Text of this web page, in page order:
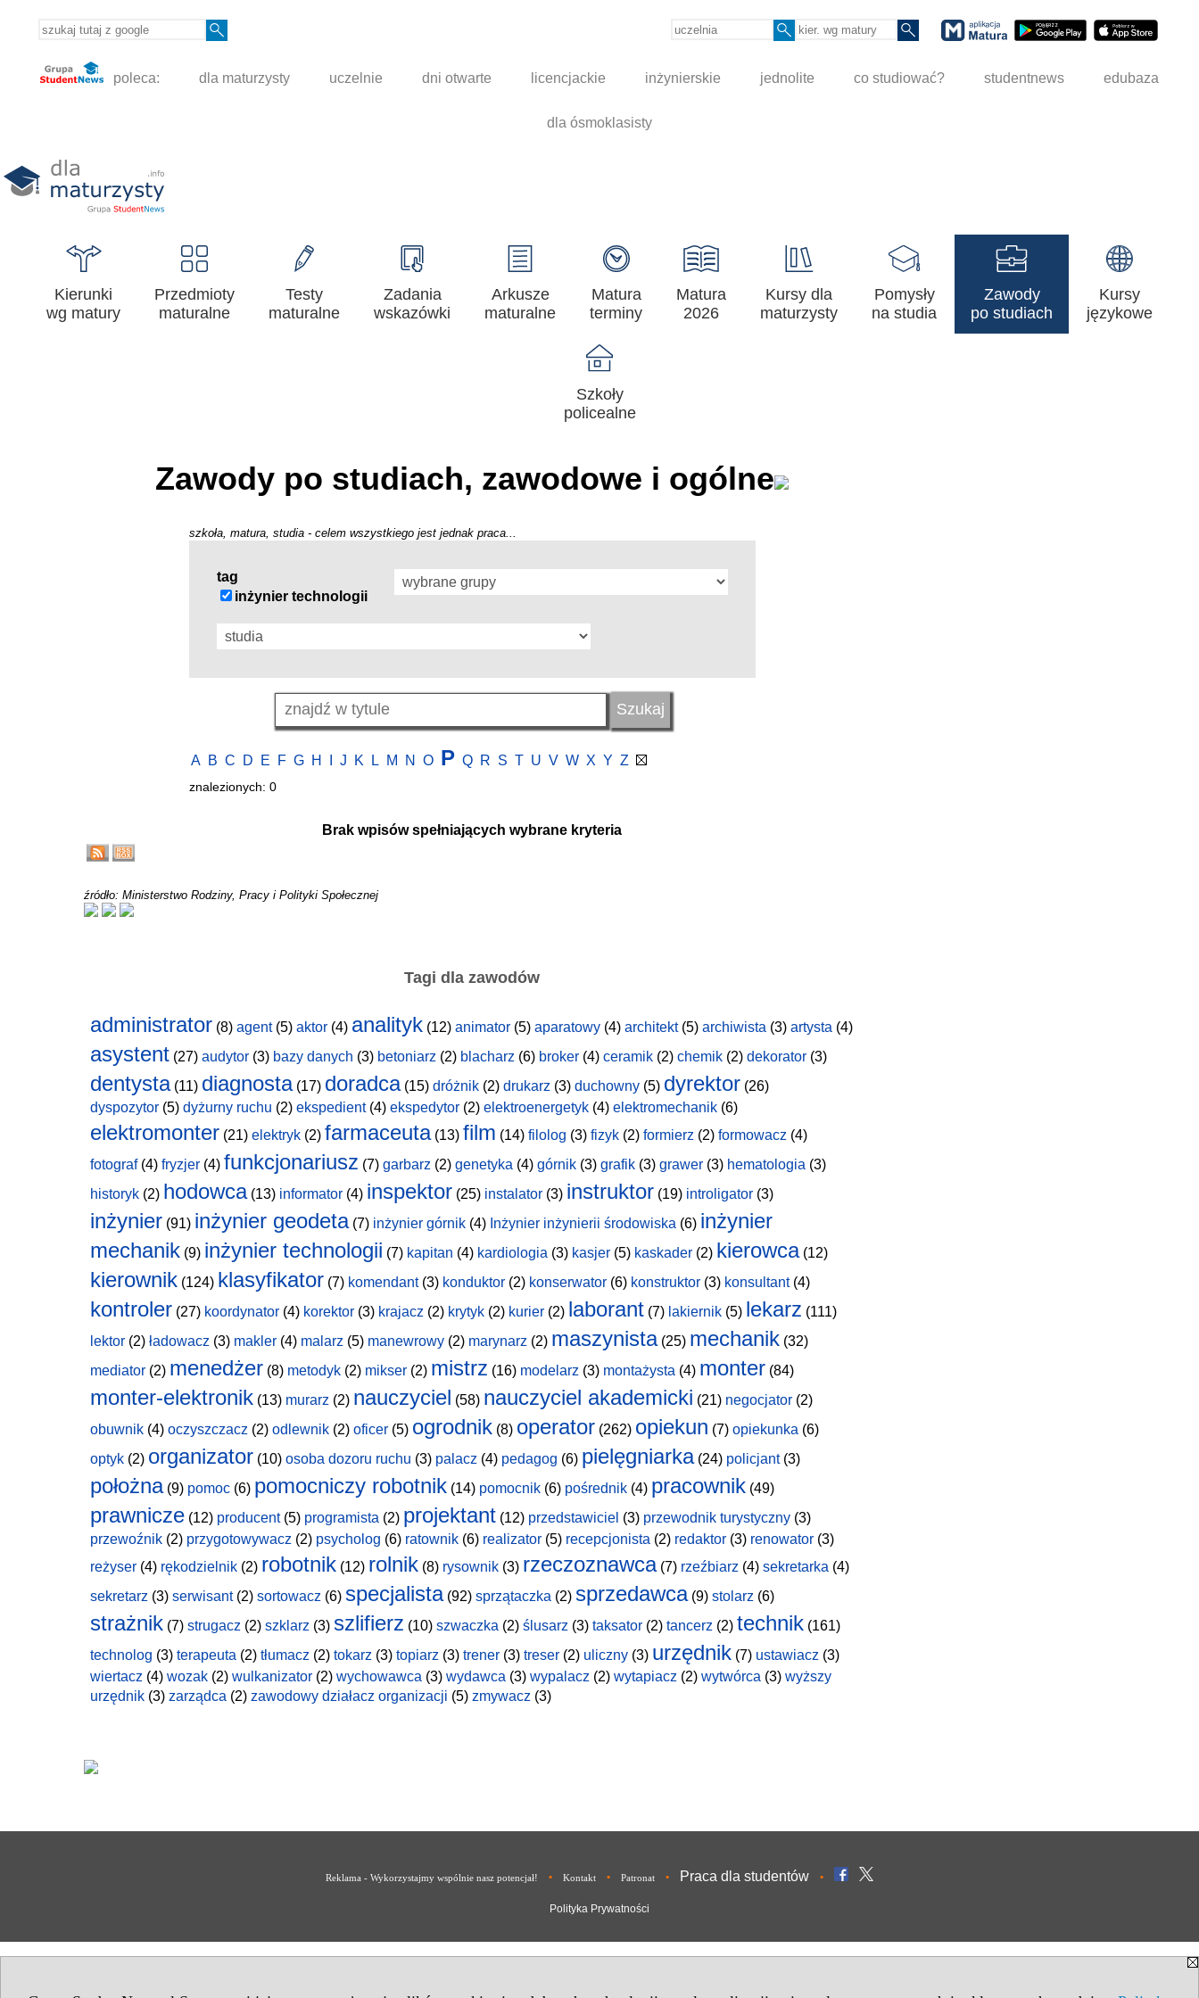
poleca: dla maturzysty uczelnie dni otwarte licencjackie inżynierskie jednolite co studiować? studentnews edubaza
dla ósmoklasisty
Kierunki
wg matury
Przedmioty
maturalne
Testy
maturalne
Zadania
wskazówki
Arkusze
maturalne
Matura
terminy
Matura
2026
Kursy dla
maturzysty
Pomysły
na studia
Zawody
po studiach
Kursy
językowe
Szkoły
policealne
Zawody po studiach, zawodowe i ogólne
szkoła, matura, studia - celem wszystkiego jest jednak praca...
tag
inżynier technologii
A B C D E F G H J K L M N O P Q R S T U V W X Y Z
znalezionych: 0
Brak wpisów spełniających wybrane kryteria
źródło: Ministerstwo Rodziny, Pracy i Polityki Społecznej
Tagi dla zawodów
administrator (8) agent(5) aktor (4) analityk (12) animator (5) aparatowy (4) architekt(5) archiwista (3) artysta (4)
asystent (27) audytor (3) bazy danych (3) betoniarz (2) blacharz (6) broker (4) ceramik (2) chemik (2) dekorator (3)
dentysta(11) diagnosta(17) doradca(15) dróżnik (2) drukarz (3) duchowny (5) dyrektor (26)
dyspozytor (5) dyżurny ruchu (2) ekspedient(4) ekspedytor (2) elektroenergetyk (4) elektromechanik (6)
elektromonter (21) elektryk (2) farmaceuta(13) film (14) filolog (3) fizyk (2) formierz (2) formowacz (4)
fotograf(4) fryzjer (4) funkcjonariusz (7) garbarz (2) genetyka (4) górnik (3) grafik (3) grawer (3) hematologia (3)
historyk (2) hodowca(13) informator (4) inspektor (25) instalator (3) instruktor (19) introligator (3)
inżynier (91) inżynier geodeta(7) inżynier górnik (4) Inżynier inżynierii środowiska (6) inżynier
mechanik (9) inżynier technologii (7) kapitan (4) kardiologia (3) kasjer (5) kaskader (2) kierowca(12)
kierownik (124) klasyfikator (7) komendant(3) konduktor (2) konserwator (6) konstruktor (3) konsultant(4)
kontroler (27) koordynator (4) korektor (3) krajacz (2) krytyk (2) kurier (2) laborant (7) lakiernik (5) lekarz (111)
lektor (2) ładowacz (3) makler (4) malarz (5) manewrowy (2) marynarz (2) maszynista(25) mechanik (32)
mediator (2) menedżer (8) metodyk (2) mikser (2) mistrz (16) modelarz (3) montażysta (4) monter (84)
monter-elektronik (13) murarz (2) nauczyciel (58) nauczyciel akademicki (21) negocjator (2)
obuwnik (4) oczyszczacz (2) odlewnik (2) oficer (5) ogrodnik (8) operator (262) opiekun (7) opiekunka (6)
optyk (2) organizator (10) osoba dozoru ruchu (3) palacz (4) pedagog (6) pielęgniarka(24) policjant(3)
położna(9) pomoc (6) pomocniczy robotnik (14) pomocnik (6) pośrednik (4) pracownik (49)
prawnicze (12) producent(5) programista (2) projektant (12) przedstawiciel (3) przewodnik turystyczny (3)
przewoźnik (2) przygotowywacz (2) psycholog (6) ratownik (6) realizator (5) recepcjonista (2) redaktor (3) renowator (3)
reżyser (4) rękodzielnik (2) robotnik (12) rolnik (8) rysownik (3) rzeczoznawca(7) rzeźbiarz (4) sekretarka (4)
sekretarz (3) serwisant(2) sortowacz (6) specjalista(92) sprzątaczka (2) sprzedawca(9) stolarz (6)
strażnik (7) strugacz (2) szklarz (3) szlifierz (10) szwaczka (2) ślusarz (3) taksator (2) tancerz (2) technik (161)
technolog (3) terapeuta (2) tłumacz (2) tokarz (3) topiarz (3) trener (3) treser (2) uliczny (3) urzędnik (7) ustawiacz (3)
wiertacz (4) wozak (2) wulkanizator (2) wychowawca (3) wydawca (3) wypalacz (2) wytapiacz (2) wytwórca (3) wyższy
urzędnik (3) zarządca (2) zawodowy działacz organizacji (5) zmywacz (3)
Reklama - Wykorzystajmy wspólnie nasz potencjał! • Kontakt • Patronat • Praca dla studentów •
Polityka Prywatności